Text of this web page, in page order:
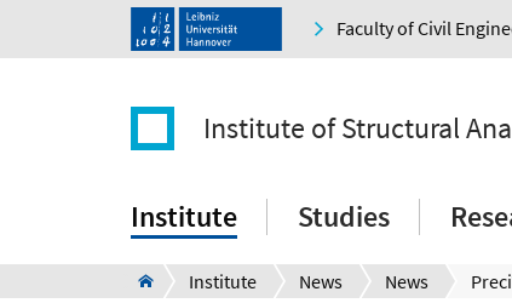
Faculty of Civil
Institute of Structural
Institute Studies
Institute News News